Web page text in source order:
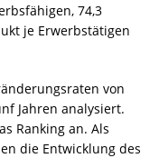
74,3
je Erwerbstätigen
von
Jahren analysiert.
Ranking an. Als
die Entwicklung des